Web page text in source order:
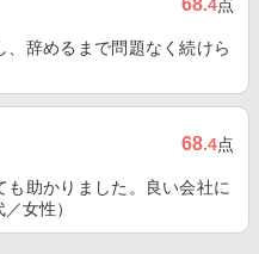
68.4点
、辞めるまで問題なく続けら
68.4点
助かりました。良い会社に
女性）